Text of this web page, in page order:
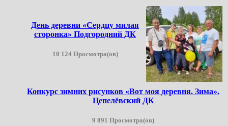
День деревни «Сердцу милая
сторонка» Подгородний ДК
10 124 Просмотра(ов)
Конкурс зимних рисунков «Вот моя деревня. Зима».
Цепелёвский ДК
9 891 Просмотра(ов)